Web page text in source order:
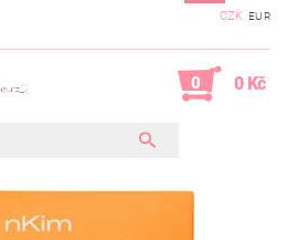
CZK EUR
0 0 Kč